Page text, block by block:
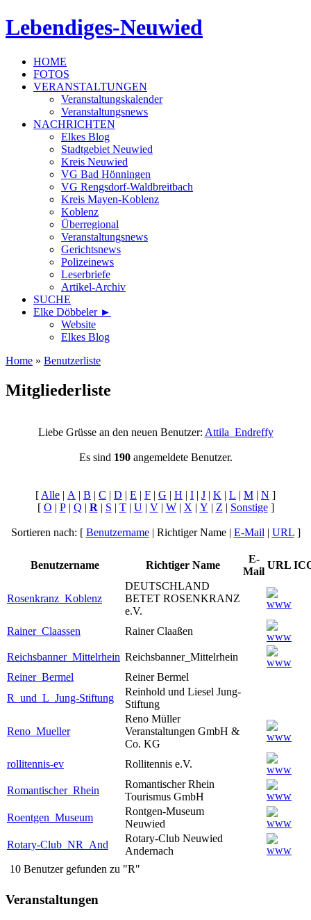
Lebendiges-Neuwied
HOME
FOTOS
VERANSTALTUNGEN
Veranstaltungskalender
Veranstaltungsnews
NACHRICHTEN
Elkes Blog
Stadtgebiet Neuwied
Kreis Neuwied
VG Bad Hönningen
VG Rengsdorf-Waldbreitbach
Kreis Mayen-Koblenz
Koblenz
Überregional
Veranstaltungsnews
Gerichtsnews
Polizeinews
Leserbriefe
Artikel-Archiv
SUCHE
Elke Döbbeler ►
Website
Elkes Blog
Home » Benutzerliste
Mitgliederliste
Liebe Grüsse an den neuen Benutzer: Attila_Endreffy
Es sind 190angemeldete Benutzer.
[ Alle | A | B | C | D | E | F | G | H | I | J | K | L | M | N ]
[ O | P| Q | R | S | T| U| V| W| X | Y | Z | Sonstige]
Sortieren nach: [ Benutzername| Richtiger Name | E-Mail | URL]
Benutzername Richtiger Name
E-
Mail
URL
Rosenkranz_Koblenz
DEUTSCHLAND
BETET ROSENKRANZ
e.V.
Rainer_Claassen
Rainer Claaßen
Reichsbanner_Mittelrhein Reichsbanner_Mittelrhein
Reiner_Bermel
Reiner Bermel
R_und_L_Jung-Stiftung
Reinhold und Liesel Jung-
Stiftung
Reno_Mueller
Reno Müller
Veranstaltungen GmbH &
Co. KG
rollitennis-ev
Rollitennis e.V.
Romantischer_Rhein
Romantischer Rhein
Tourismus GmbH
Roentgen_Museum
Rontgen-Museum
Neuwied
Rotary-Club_NR_And
Rotary-Club Neuwied
Andernach
10 Benutzer gefunden zu "R"
Veranstaltungen